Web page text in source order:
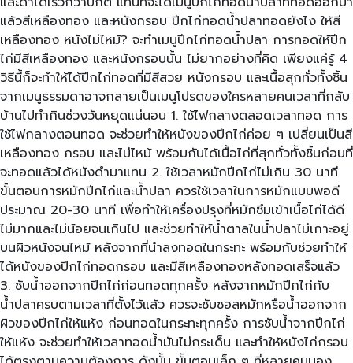
แล้วสีเหลืองทอง และหนังกรอบ ปีกไก่ทอดน้ำปลาทอดยังไง ให้สี
เหลืองทอง หนังไม่ไหม้? จะทำเมนูปีกไก่ทอดน้ำปลา การทอดให้ปีก
ไก่มีสีเหลืองทอง และหนังกรอบนั้น ไม่ยากอย่างที่คิด เพียงแค่รู้ 4
วิธีนี้ก็จะทำให้ได้ปีกไก่ทอดที่มีสีสวย หนังกรอบ และเนื้อสุกทั่วทั้งชิ้น
จากเมนูธรรมดาอาจกลายเป็นเมนูโปรดของใครหลายคนเวลาที่กลับ
บ้านไปทำกินช่วงวันหยุดแน่นอน 1. ใช้ไฟกลางตลอดเวลาทอด การ
ใช้ไฟกลางตอนทอด จะช่วยทำให้หนังของปีกไก่ค่อย ๆ เปลี่ยนเป็นสี
เหลืองทอง กรอบ และไม่ไหม้ พร้อมกับได้เนื้อไก่ที่สุกทั่วทั้งชิ้นก่อนที่
จะทอดแล้วได้หนังดำมาแทน 2. ใช้เวลาหมักปีกไก่ไม่เกิน 30 นาที
ขั้นตอนการหมักปีกไก่และน้ำปลา ควรใช้เวลาในการหมักแบบพอดี
ประมาณ 20-30 นาที เพื่อทำให้เครื่องปรุงที่หมักซึมเข้าเนื้อไก่ได้ดี
ไม่มากและไม่น้อยจนเกินไป และช่วยทำให้น้ำตาลในน้ำปลาไม่เกาะอยู่
บนผิวหนังจนไหม้ หลังจากที่นำลงทอดในกระทะ พร้อมกับช่วยทำให้
ได้หนังของปีกไก่ทอดกรอบ และมีสีเหลืองทองหลังทอดเสร็จแล้ว
3. ซับน้ำออกจากปีกไก่ก่อนทอดทุกครั้ง หลังจากหมักปีกไก่กับ
น้ำปลาครบตามเวลาที่ตั้งไว้แล้ว ควรจะซับซอสหมักหรือน้ำออกจาก
ผิวของปีกไก่ให้แห้ง ก่อนทอดในกระทะทุกครั้ง การซับน้ำจากปีกไก่
ให้แห้ง จะช่วยทำให้เวลาทอดน้ำมันไม่กระเด็น และทำให้หนังไก่กรอบ